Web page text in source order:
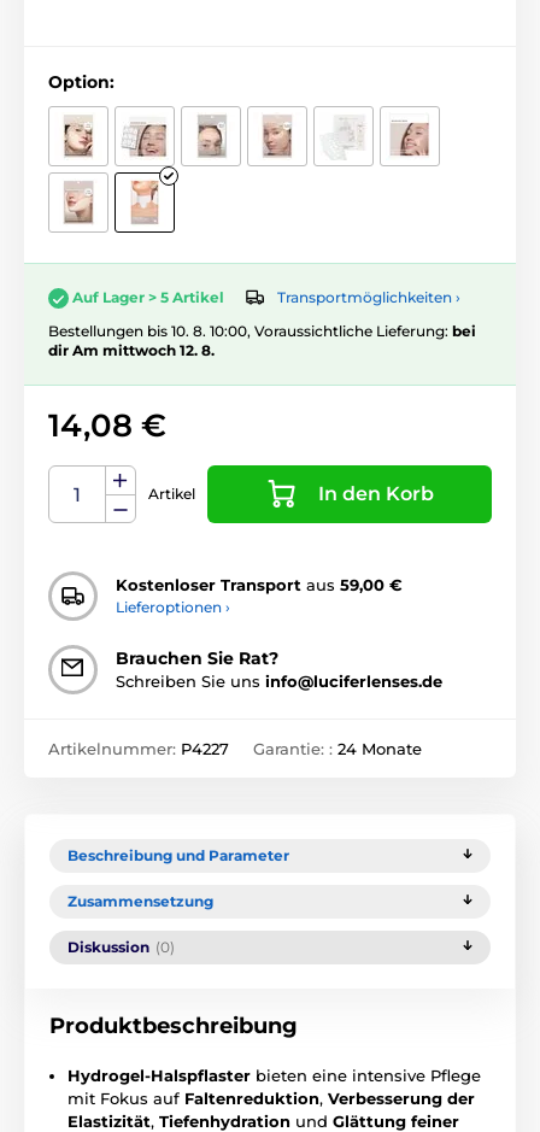
Option:
Auf Lager > 5 Artikel
Transportmöglichkeiten ›
Bestellungen bis 10. 8. 10:00, Voraussichtliche Lieferung: bei
dir Am mittwoch 12. 8.
14,08 €
Artikel In den Korb
Kostenloser Transport aus 59,00 €
Lieferoptionen ›
Brauchen Sie Rat?
Schreiben Sie uns info@luciferlenses.de
Artikelnummer: P4227 Garantie: : 24 Monate
Beschreibung und Parameter
Zusammensetzung
Diskussion (0)
Produktbeschreibung
Hydrogel-Halspflaster bieten eine intensive Pflege
mit Fokus auf Faltenreduktion, Verbesserung der
Elastizität, Tiefenhydration und Glättung feiner